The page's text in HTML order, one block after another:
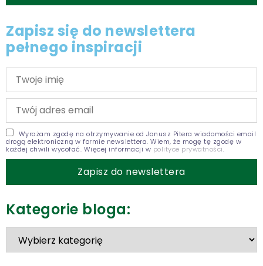
Zapisz się do newslettera
pełnego inspiracji
Wyrażam zgodę na otrzymywanie od Janusz Pitera wiadomości email
drogą elektroniczną w formie newslettera. Wiem, że mogę tę zgodę w
każdej chwili wycofać. Więcej informacji w polityce prywatności.
Kategorie bloga: